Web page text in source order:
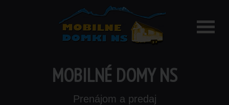
MOBILNÉ DOMY NS
Prenájom a predaj